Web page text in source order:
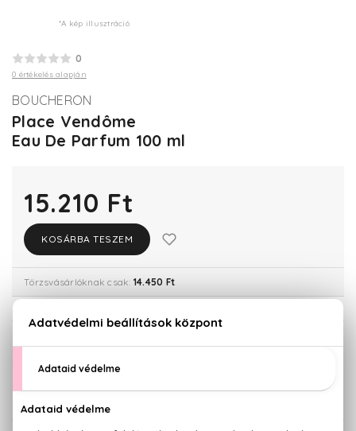
*A kép illusztráció
0
0 értékelés alapján
BOUCHERON
Place Vendôme
Eau De Parfum 100 ml
15.210 Ft
KOSÁRBA TESZEM
Törzsvásárlóknak csak: 14.450 Ft
KISZERELÉS KIVÁLASZTÁSA